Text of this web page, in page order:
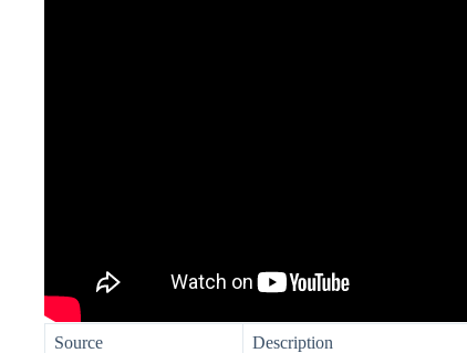
Source Description